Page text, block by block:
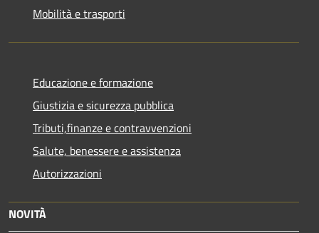
Mobilità e trasporti
Educazione e formazione
Giustizia e sicurezza pubblica
Tributi,finanze e contravvenzioni
Salute, benessere e assistenza
Autorizzazioni
NOVITÀ